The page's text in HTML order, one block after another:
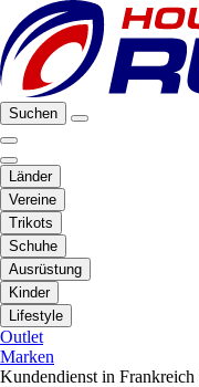
Suchen
Länder
Vereine
Trikots
Schuhe
Ausrüstung
Kinder
Lifestyle
Outlet
Marken
Kundendienst in Frankreich